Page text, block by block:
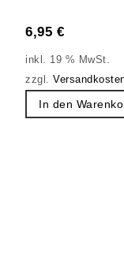
6,95 €
inkl. 19 % MwSt.
zzgl.
In den